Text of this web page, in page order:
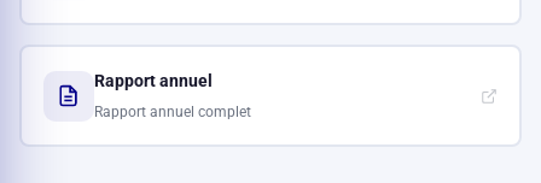
Rapport annuel
Rapport annuel complet